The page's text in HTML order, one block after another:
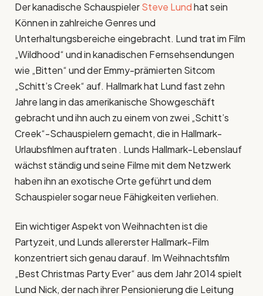
Der kanadische SchauspielerSteve Lundhat sein
Können in zahlreiche Genres und
Unterhaltungsbereiche eingebracht. Lund trat im Film
„Wildhood“ und in kanadischen Fernsehsendungen
wie „Bitten“ und der Emmy-prämierten Sitcom
„Schitt’s Creek“ auf. Hallmark hat Lund fast zehn
Jahre lang in das amerikanische Showgeschäft
gebracht und ihn auch zu einem von zwei „Schitt’s
Creek“-Schauspielern gemacht, die in Hallmark-
Urlaubsfilmen auftraten . Lunds Hallmark-Lebenslauf
wächst ständig und seine Filme mit dem Netzwerk
haben ihn an exotische Orte geführt und dem
Schauspieler sogar neue Fähigkeiten verliehen.
Ein wichtiger Aspekt von Weihnachten ist die
Partyzeit, und Lunds allererster Hallmark-Film
konzentriert sich genau darauf. Im Weihnachtsfilm
„Best Christmas Party Ever“ aus dem Jahr 2014 spielt
Lund Nick, der nach ihrer Pensionierung die Leitung